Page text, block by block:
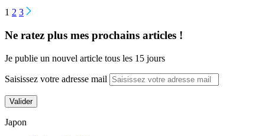
1 2 3
Ne ratez plus mes prochains articles !
Je publie un nouvel article tous les 15 jours
Saisissez votre adresse mail
Valider
Japon